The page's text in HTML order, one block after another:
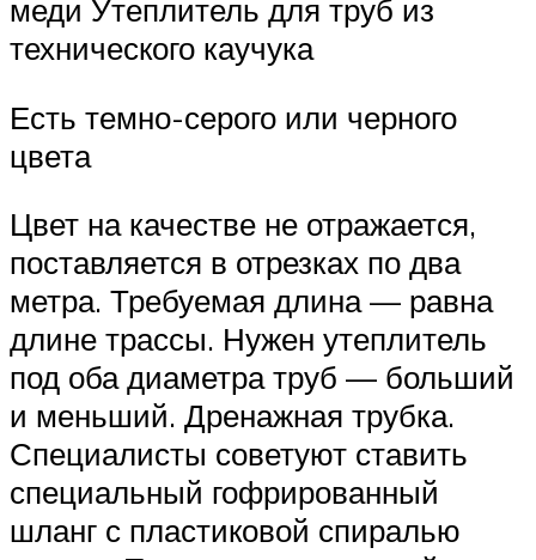
меди Утеплитель для труб из
технического каучука
Есть темно-серого или черного
цвета
Цвет на качестве не отражается,
поставляется в отрезках по два
метра. Требуемая длина — равна
длине трассы. Нужен утеплитель
под оба диаметра труб — больший
и меньший. Дренажная трубка.
Специалисты советуют ставить
специальный гофрированный
шланг с пластиковой спиралью